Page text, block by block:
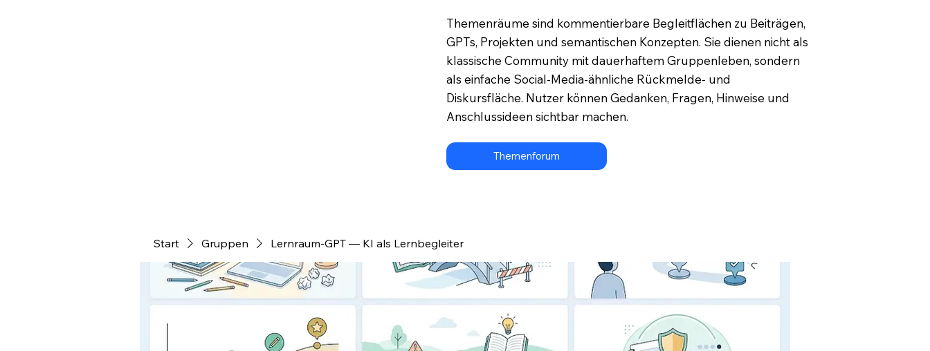
Start Gruppen Lernraum-GPT — KI als Lernbegleiter
Themenräume sind kommentierbare Begleitflächen zu Beiträgen,
GPTs, Projekten und semantischen Konzepten. Sie dienen nicht als
klassische Community mit dauerhaftem Gruppenleben, sondern
als einfache Social-Media-ähnliche Rückmelde- und
Diskursfläche. Nutzer können Gedanken, Fragen, Hinweise und
Anschlussideen sichtbar machen.
Themenforum